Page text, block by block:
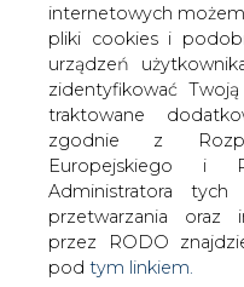
WŁĄCZ
internetowych
pliki cookies i
urządzeń
zidentyfikować
traktowane
zgodnie z
Europejskiego i
Administratora
przetwarzania oraz
przez RODO
pod tym linkiem.